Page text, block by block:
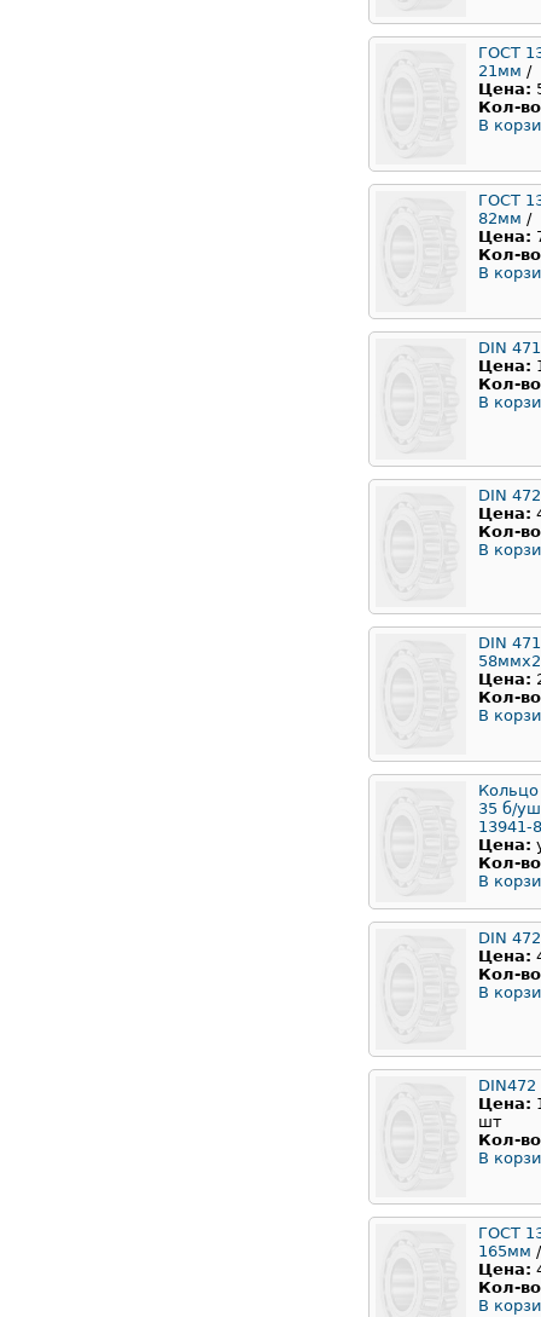
ГОСТ
21мм /
Цена:
Кол-
В
ГОСТ
82мм /
Цена:
Кол-
В
DIN
Цена:
Кол-
В
DIN
Цена:
Кол-
В
DIN
Цена:
Кол-
В
35 б/
13941-
Цена:
Кол-
В
DIN
Цена:
Кол-
В
Цена:
шт
Кол-
В
ГОСТ
165мм /
Цена:
Кол-
В